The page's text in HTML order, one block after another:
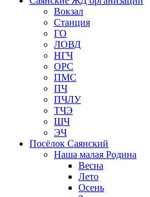
Вокзал
Станция
ГО
ЛОВД
НГЧ
ОРС
ПМС
ПЧ
ПЧЛУ
ТЧЭ
ШЧ
ЭЧ
Посёлок Саянский
Наша малая Родина
Весна
Лето
Осень